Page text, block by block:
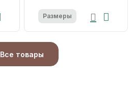
Размеры
Все товары